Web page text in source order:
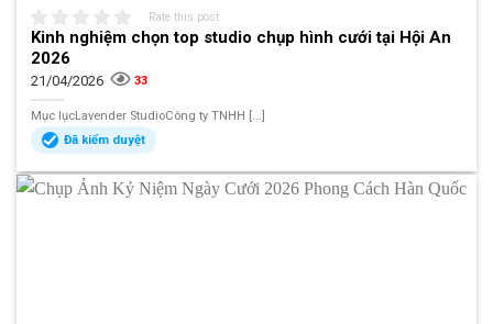
Rate this post
Kinh nghiệm chọn top studio chụp hình cưới tại Hội An
2026
21/04/2026 33
Mục lụcLavender StudioCông ty TNHH [...]
Đã kiểm duyệt